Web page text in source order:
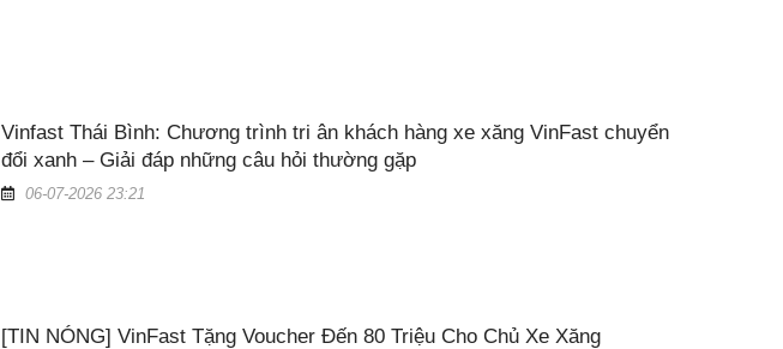
Vinfast Thái Bình: Chương trình tri ân khách hàng xe xăng VinFast chuyển
đổi xanh – Giải đáp những câu hỏi thường gặp
06-07-2026 23:21
[TIN NÓNG] VinFast Tặng Voucher Đến 80 Triệu Cho Chủ Xe Xăng